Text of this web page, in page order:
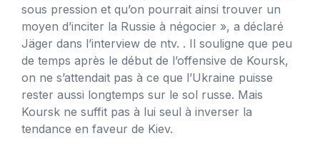
sous pression et qu’on pourrait ainsi trouver un
moyen d’inciter la Russie à négocier », a déclaré
Jäger dans l’interview de ntv. . Il souligne que peu
de temps après le début de l’offensive de Koursk,
on ne s’attendait pas à ce que l’Ukraine puisse
rester aussi longtemps sur le sol russe. Mais
Koursk ne suffit pas à lui seul à inverser la
tendance en faveur de Kiev.